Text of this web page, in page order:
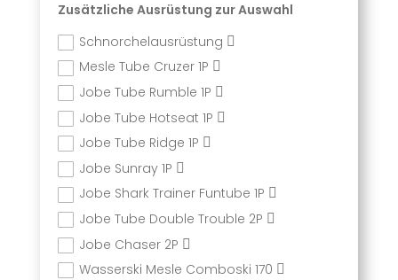
Zusätzliche Ausrüstung zur Auswahl
Schnorchelausrüstung
Mesle Tube Cruzer 1P
Jobe Tube Rumble 1P
Jobe Tube Hotseat 1P
Jobe Tube Ridge 1P
Jobe Sunray 1P
Jobe Shark Trainer Funtube 1P
Jobe Tube Double Trouble 2P
Jobe Chaser 2P
Wasserski Mesle Comboski 170